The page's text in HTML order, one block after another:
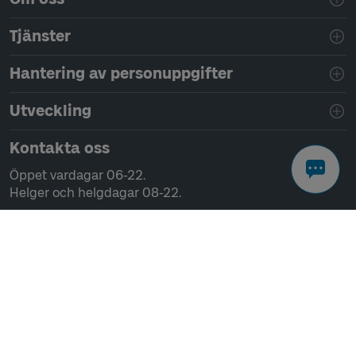
Tjänster
Hantering av personuppgifter
Utveckling
Kontakta oss
Öppet vardagar 06-22.
Helger och helgdagar 08-22.